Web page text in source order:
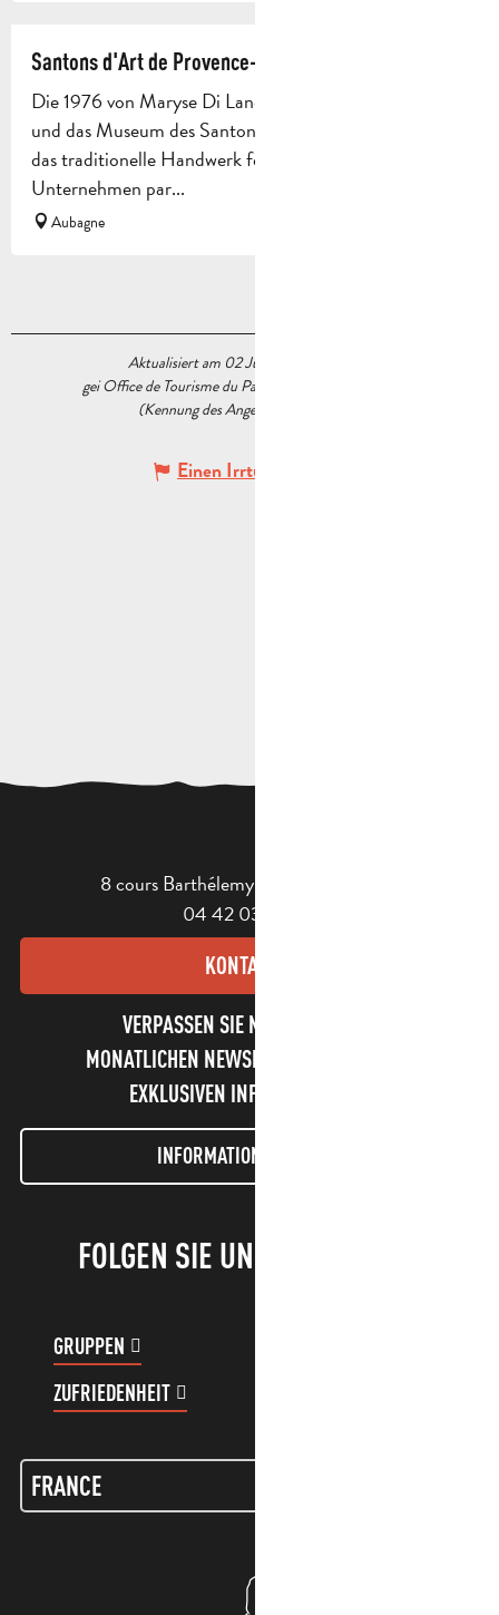
Santons d'Art de Provence- Maryse Di Landro
Die 1976 von Maryse Di Landro gegründete Werkstatt
und das Museum des Santon Maryse Di Landro führen
das traditionelle Handwerk fort. Es ist ein französisches
Unternehmen par...
Aubagne
Aktualisiert am 02 Juli 2026 Um 17:06
gei Office de Tourisme du Pays d’Aubagne et de l’Étoile
(Kennung des Angebots :
Einen Irrtum angeben
8 cours Barthélemy - 13400 Aubagne
04 42 03 49 98
KONTAKT
VERPASSEN SIE NICHT UNSEREN
MONATLICHEN NEWSLETTER UND UNSERE
EXKLUSIVEN INFORMATIONEN!
INFORMATIONEN LETTER
FOLGEN SIE UNS!
GRUPPEN
ZUFRIEDENHEIT